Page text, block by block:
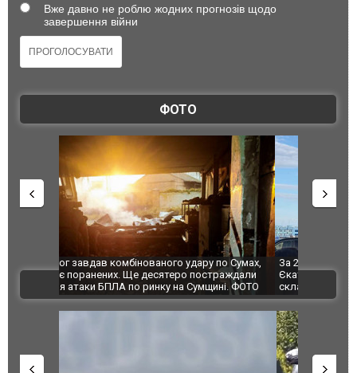
Вже давно не роблю жодних прогнозів щодо
завершення війни
ФОТО
За 2000 кілометрів від кордону з Україною: в
Єкатеринбурзі після атаки дронів загорівся
склад Wildberries. ФОТО. ВІДЕО
"Мої
ВІДЕО